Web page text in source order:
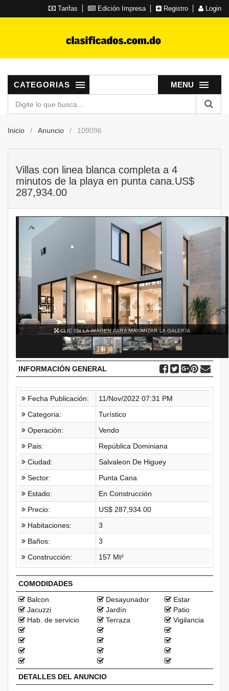
Tarifas Edición Impresa Registro Login
MENU
CATEGORIAS
Inicio Anuncio 109096
Villas con linea blanca completa a 4
minutos de la playa en punta cana.US$
287,934.00
CLIC EN LA IMAGEN PARA MAXIMIZAR LA GALERIA
INFORMACIÓN GENERAL
Fecha Publicación:
11/Nov/2022 07:31 PM
Categoria:
Turístico
Operación:
Vendo
Pais:
República Dominiana
Ciudad:
Salvaleon De Higuey
Sector:
Punta Cana
Estado:
En Construcción
Precio:
US$ 287,934.00
Habitaciones:
3
Baños:
3
Construcción:
157 Mt²
COMODIDADES
Balcon
Desayunador
Estar
Jacuzzi
Jardín
Patio
Hab. de servicio
Terraza Vigilancia
DETALLES DEL ANUNCIO